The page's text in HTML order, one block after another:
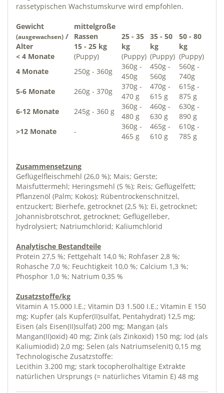
rassetypischen Wachstumskurve wird empfohlen.
Gewicht
(ausgewachsen) /
Alter
mittelgroße
Rassen
15 - 25 kg
25 - 35
kg
35 - 50
kg
50 - 80
kg
< 4 Monate
(Puppy) (Puppy) (Puppy) (Puppy)
4 Monate
250g - 360g
360g -
450g
450g -
560g
560g -
740g
5-6 Monate
260g - 370g
370g -
470 g
470g -
615 g
615g -
875 g
6-12 Monate
245g - 360 g
360g -
480 g
460g -
630 g
630g -
890 g
>12 Monate
-
360g -
465 g
465g -
610 g
610g -
785 g
Zusammensetzung
Geflügelfleischmehl (26,0 %); Mais; Gerste;
Maisfuttermehl; Heringsmehl (5 %); Reis; Geflügelfett;
Pflanzenöl (Palm; Kokos); Rübentrockenschnitzel,
entzuckert; Bierhefe, getrocknet (2,5 %); Ei, getrocknet;
Johannisbrotschrot, getrocknet; Geflügelleber,
hydrolysiert; Natriumchlorid; Kaliumchlorid
Analytische Bestandteile
Protein 27,5 %; Fettgehalt 14,0 %; Rohfaser 2,8 %;
Rohasche 7,0 %; Feuchtigkeit 10,0 %; Calcium 1,3 %;
Phosphor 1,0 %; Natrium 0,35 %
Zusatzstoffe/kg
Vitamin A 15.000 I.E.; Vitamin D3 1.500 I.E.; Vitamin E 150
mg; Kupfer (als Kupfer(II)sulfat, Pentahydrat) 12,5 mg;
Eisen (als Eisen(II)sulfat) 200 mg; Mangan (als
Mangan(II)oxid) 40 mg; Zink (als Zinkoxid) 150 mg; Iod (als
Kaliumiodid) 2,0 mg; Selen (als Natriumselenit) 0,15 mg
Technologische Zusatzstoffe:
Lecithin 3.200 mg; stark tocopherolhaltige Extrakte
natürlichen Ursprungs (= natürliches Vitamin E) 48 mg